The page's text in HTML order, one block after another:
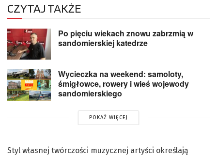
CZYTAJ TAKŻE
Po pięciu wiekach znowu zabrzmią w
sandomierskiej katedrze
Wycieczka na weekend: samoloty,
śmigłowce, rowery i wieś wojewody
sandomierskiego
POKAŻ WIĘCEJ
Styl własnej twórczości muzycznej artyści określają